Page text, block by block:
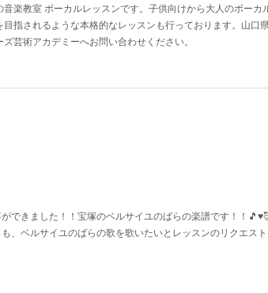
楽教室 ボーカルレッスンです。子供向けから大人のボーカ
指されるような本格的なレッスンも行っております。山口
芸術アカデミーへお問い合わせください。
できました！！宝塚のベルサイユのばらの楽譜です！！
、ベルサイユのばらの歌を歌いたいとレッスンのリクエス